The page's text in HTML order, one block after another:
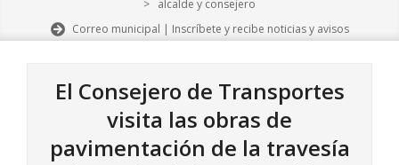
> alcalde y consejero
Correo municipal | Inscríbete y recibe noticias y avisos
El Consejero de Transportes
visita las obras de
pavimentación de la travesía